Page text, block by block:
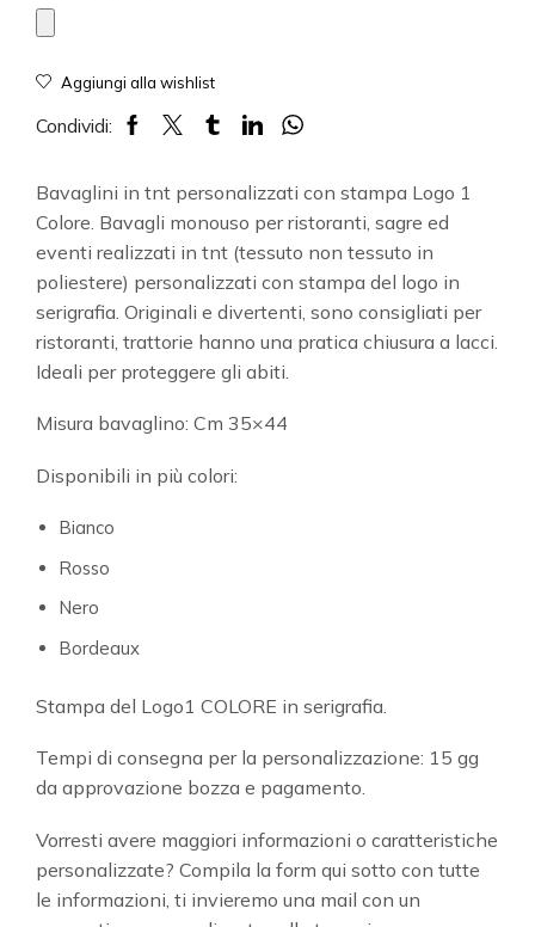
Aggiungi alla wishlist
Condividi:
Bavaglini in tnt personalizzati con stampa Logo 1
Colore. Bavagli monouso per ristoranti, sagre ed
eventi realizzati in tnt (tessuto non tessuto in
poliestere) personalizzati con stampa del logo in
serigrafia. Originali e divertenti, sono consigliati per
ristoranti, trattorie hanno una pratica chiusura a lacci.
Ideali per proteggere gli abiti.
Misura bavaglino: Cm 35×44
Disponibili in più colori:
Bianco
Rosso
Nero
Bordeaux
Stampa del Logo1 COLORE in serigrafia.
Tempi di consegna per la personalizzazione: 15 gg
da approvazione bozza e pagamento.
Vorresti avere maggiori informazioni o caratteristiche
personalizzate? Compila la form qui sotto con tutte
le informazioni, ti invieremo una mail con un